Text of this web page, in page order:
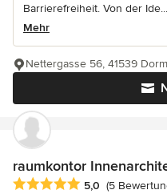
Barrierefreiheit. Von der Ide...
Mehr
Nettergasse 56, 41539
raumkontor
Durchschnittliche
5,0 (5